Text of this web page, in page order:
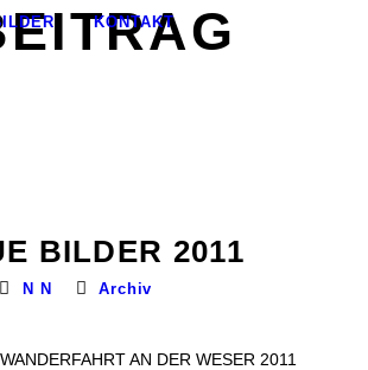
KONTAKT
BILDER 2011
N N Archiv
WANDERFAHRT AN DER WESER 2011